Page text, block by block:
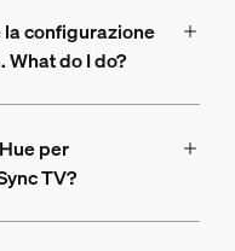
la configurazione
do I do?
per
TV?